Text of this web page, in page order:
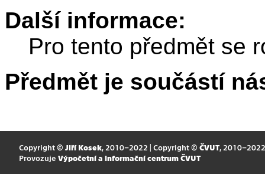
Další informace:
Pro tento předmět se
Předmět je součástí
Copyright © Jiří Kosek, 2010–2022 | Copyright © ČVUT, 2010–2022
Provozuje Výpočetní a informační centrum ČVUT